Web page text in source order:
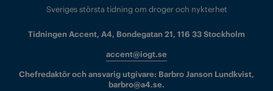
Sveriges största tidning om droger och nykterhet
Tidningen Accent, A4, Bondegatan 21, 116 33 Stockholm
accent@iogt.se
Chefredaktör och ansvarig utgivare: Barbro Janson Lundkvist,
barbro@a4.se.